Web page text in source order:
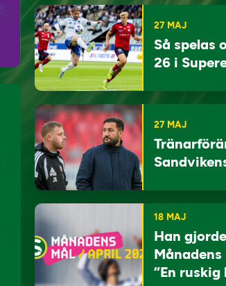
27 MAJ
Så spelas
26 i
27 MAJ
18 MAJ
Han gjorde
”En ruskig